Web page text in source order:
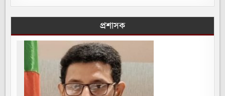
প্রশাসক